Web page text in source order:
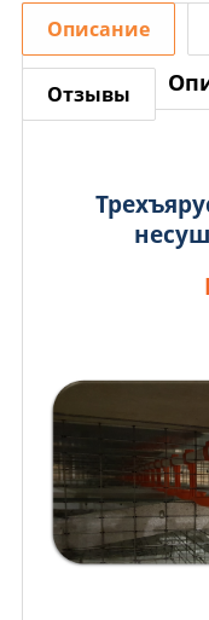
Описание
Отзывы